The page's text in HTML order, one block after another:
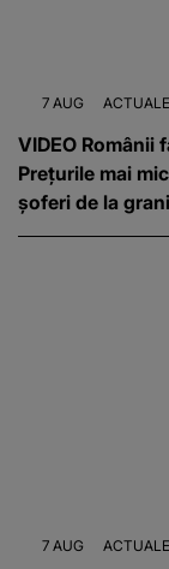
7 AUG ACTUALE
VIDEO Românii
Prețurile mai
șoferi de la
7 AUG ACTUALE